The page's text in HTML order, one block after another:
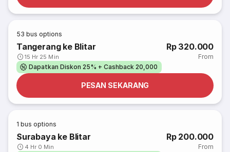
53 bus options
Tangerang ke Blitar
15 Hr 25 Min
Rp 320.000
From
Dapatkan Diskon 25% + Cashback 20,000
PESAN SEKARANG
1 bus options
Surabaya ke Blitar
4 Hr 0 Min
Rp 200.000
From